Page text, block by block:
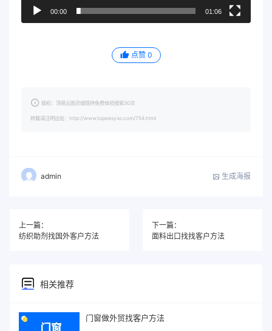
00:00 01:06
点赞 0
版权：顶易云图灵搜提供免费体验搜索30次
转载请注明出处：http://www.topeasyso.com/754.html
admin 生成海报
上一篇：
纺织助剂找国外客户方法
下一篇：
面料出口找找客户方法
相关推荐
门窗做外贸找客户方法